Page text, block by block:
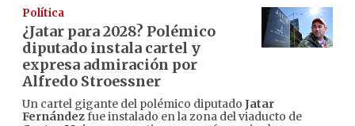
Política
¿Jatar para 2028? Polémico
diputado instala cartel y
expresa admiración por
Alfredo Stroessner
Un cartel gigante del polémico diputado Jatar
Fernándezfue instalado en la zona del viaducto de